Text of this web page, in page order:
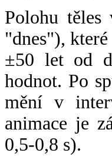
Polohu
"dnes"),
±50 let od
hodnot. Po
mění v
animace je
0,5-0,8 s).